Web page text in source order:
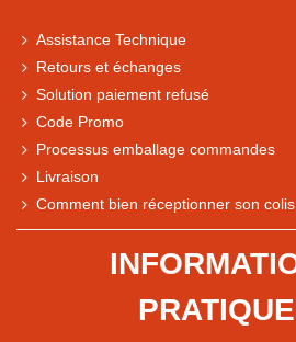
Comparaison des performances
Express, Chez
Assistance Technique
Retours et échanges
Solution paiement refusé
Code Promo
Processus emballage commandes
Livraison
Comment bien réceptionner son